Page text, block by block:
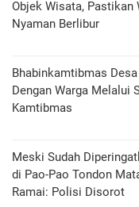
Objek Wisata, Pastikan
Nyaman Berlibur
Bhabinkamtibmas
Dengan Warga Melalui
Kamtibmas
Meski Sudah
di Pao-Pao Tondon
Ramai: Polisi Disorot